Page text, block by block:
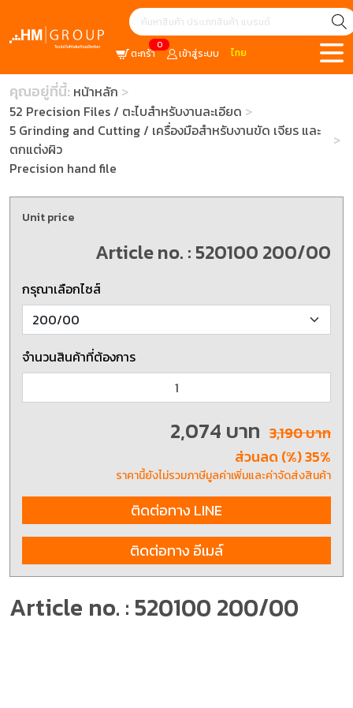
0
ตะกร้า เข้าสู่ระบบ ไทย
คุณอยู่ที่นี้: หน้าหลัก
52 Precision Files / ตะไบสำหรับงานละเอียด
5 Grinding and Cutting / เครื่องมือสำหรับงานขัด เจียร และ
ตกแต่งผิว
Precision hand file
Article no. : 520100 200/00
Unit price
Article no. : 520100 200/00
กรุณาเลือกไซส์
จำนวนสินค้าที่ต้องการ
2,074 บาท 3,190 บาท
ส่วนลด (%) 35%
ราคานี้ยังไม่รวมภาษีมูลค่าเพิ่มและค่าจัดส่งสินค้า
ติดต่อทาง LINE
ติดต่อทาง อีเมล์